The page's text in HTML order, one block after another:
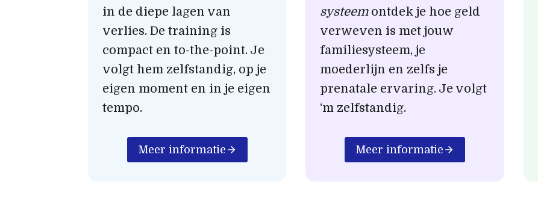
in de diepe lagen van
verlies. De training is
compact en to-the-point. Je
volgt hem zelfstandig, op je
eigen moment en in je eigen
tempo.
Meer informatie
systeemontdek je hoe geld
verweven is met jouw
familiesysteem, je
moederlijn en zelfs je
prenatale ervaring. Je volgt
‘m zelfstandig.
Meer informatie